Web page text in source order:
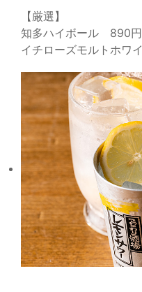
【厳選】
知多ハイボール 890円
イチローズモルトホワ